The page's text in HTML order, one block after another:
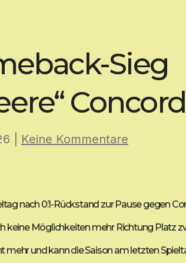
Sieg
Keine Kommentare
nach 0:1-Rückstand zur Pause gegen
keine Möglichkeiten mehr Richtung Platz
mehr und kann die Saison am letzten